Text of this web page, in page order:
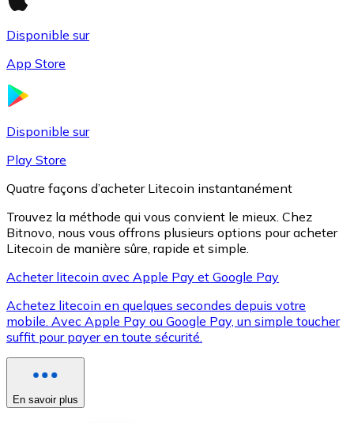
XRP
XRP
Voir toutes
Disponible sur
App Store
Disponible sur
Play Store
Quatre façons d’acheter Litecoin instantanément
Trouvez la méthode qui vous convient le mieux. Chez
Bitnovo, nous vous offrons plusieurs options pour acheter
Litecoin de manière sûre, rapide et simple.
Acheter litecoin avec Apple Pay et Google Pay
Achetez litecoin en quelques secondes depuis votre
mobile. Avec Apple Pay ou Google Pay, un simple toucher
suffit pour payer en toute sécurité.
En savoir plus